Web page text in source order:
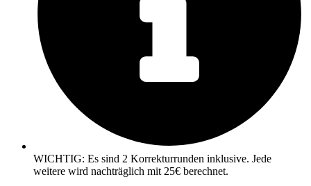
WICHTIG: Es sind 2 Korrekturrunden inklusive. Jede
weitere wird nachträglich mit 25€ berechnet.